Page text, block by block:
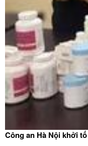
Công an Hà Nội khởi